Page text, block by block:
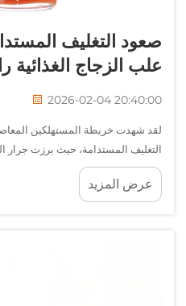
صعود التغليف
علب الزجاج الغذائية
2026-02-04 20:40:00
لقد شهدت خريطة المستهلكين
التغليف المستدامة، حيث برزت جرار
تخزين المأكولات في المطابخ وفق
التحول تزايد الوعي البيئي و...
عرض المزيد